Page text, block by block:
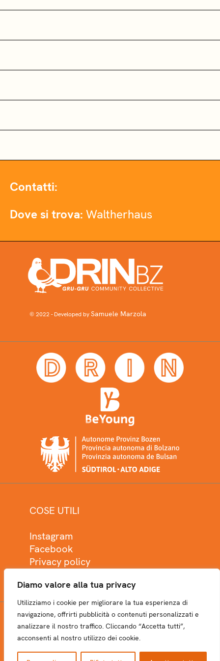
Diamo valore alla tua privacy
Utilizziamo i cookie per migliorare la tua esperienza di
navigazione, offrirti pubblicità o contenuti personalizzati e
analizzare il nostro traffico. Cliccando “Accetta tutti”,
acconsenti al nostro utilizzo dei cookie.
Contatti:
Dove si trova: Waltherhaus
© 2022 - Developed bySamuele Marzola
COSE UTILI
Instagram
Facebook
Privacy policy
NEWSLETTER